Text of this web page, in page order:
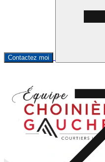
Contactez moi